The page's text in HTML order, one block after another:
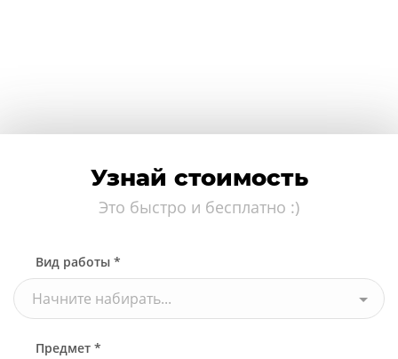
Узнай стоимость
Это быстро и бесплатно :)
Вид работы *
Начните набирать...
Предмет *